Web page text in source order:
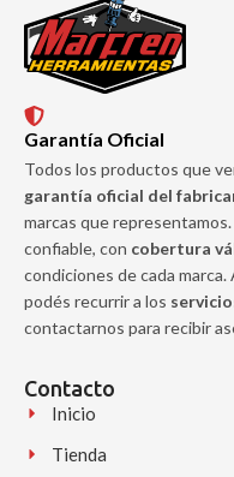
Garantía Oficial
Todos los productos que
garantía oficial del
marcas que
confiable, con cobertura
condiciones de cada
podés recurrir a los
contactarnos para recibir
Contacto
Inicio
Tienda